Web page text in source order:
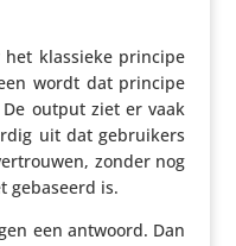
klassieke principe
wordt dat principe
output ziet er vaak
uit dat gebrui­kers
zonder nog
gebaseerd is.
een antwoord. Dan